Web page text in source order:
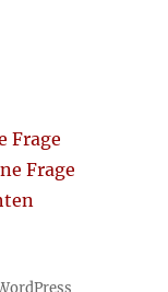
Frage
Frage